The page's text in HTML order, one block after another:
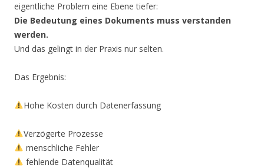
eigentliche Problem eine Ebene tiefer:
Die Bedeutung eines Dokuments muss verstanden
werden.
Und das gelingt in der Praxis nur selten.
Das Ergebnis:
Hohe Kosten durch Datenerfassung
Verzögerte Prozesse
menschliche Fehler
fehlende Datenqualität